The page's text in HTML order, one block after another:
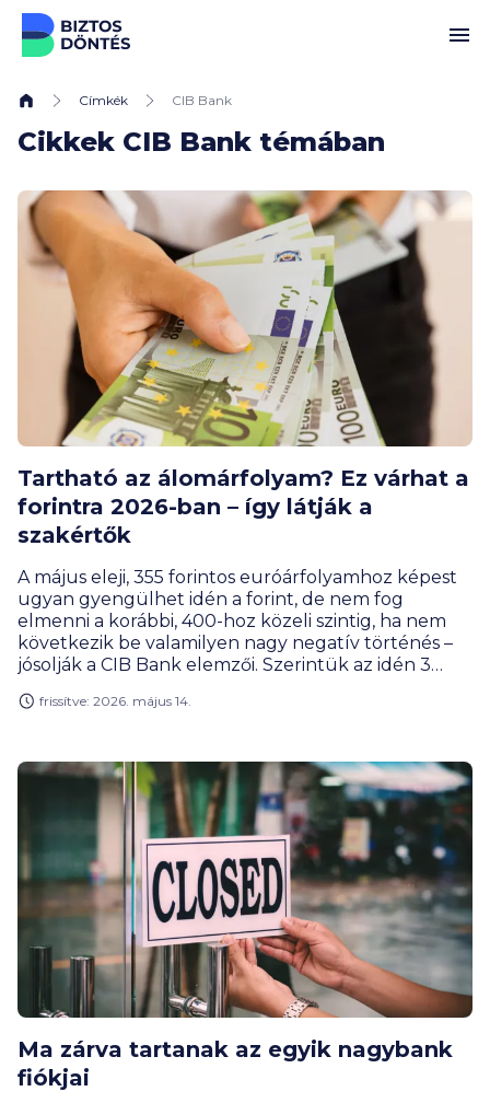
Ugrás a tartalomhoz
Címkék CIB Bank
Cikkek CIB Bank témában
Tartható az álomárfolyam? Ez várhat a
forintra 2026-ban – így látják a
szakértők
A május eleji, 355 forintos euróárfolyamhoz képest
ugyan gyengülhet idén a forint, de nem fog
elmenni a korábbi, 400-hoz közeli szintig, ha nem
következik be valamilyen nagy negatív történés –
jósolják a CIB Bank elemzői. Szerintük az idén 3
az MNB több kisebb kamatvágást is végrehajthat.
frissítve: 2026. május 14.
Ma zárva tartanak az egyik nagybank
fiókjai